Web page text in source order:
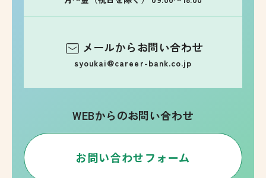
メールからお問い合わせ
syoukai@career-bank.co.jp
WEBからのお問い合わせ
お問い合わせフォーム